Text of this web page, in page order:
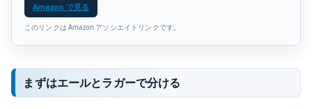
Amazon で見る
このリンクは Amazon アソシエイトリンクです。
まずはエールとラガーで分ける